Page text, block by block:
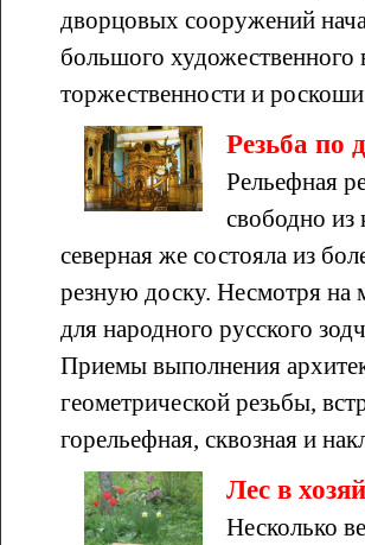
дворцовых сооружений
большого художественного
торжественности и
Резьба по
Рельефная
свободно из
северная же состояла из
резную доску. Несмотря на
для народного русского
Приемы выполнения
геометрической резьбы,
горельефная, сквозная и
Лес в
Несколько